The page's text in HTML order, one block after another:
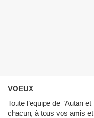
VOEUX
Toute l’équipe de l’Autan
chacun, à tous vos amis